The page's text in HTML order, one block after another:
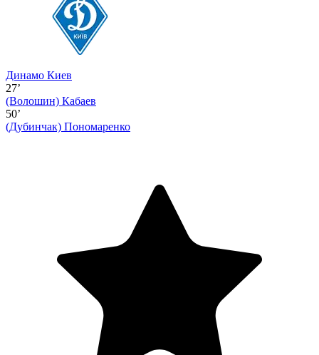
Динамо Киев
27’
(Волошин) Кабаев
50’
(Дубинчак) Пономаренко